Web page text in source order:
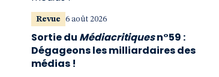
Revue 6 août 2026
Sortie du Médiacritiquesn°59 :
Dégageons les milliardaires des
médias !